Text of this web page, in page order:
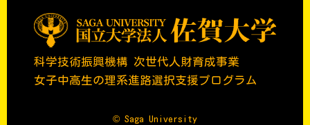
科学技術振興機構 次世代人財育成事業
女子中高生の理系進路選択支援プログラム
© Saga University